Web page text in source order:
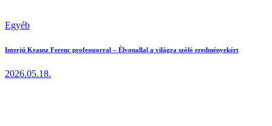
Egyéb
Interjú Krausz Ferenc professzorral – Élvonallal a világra szóló eredményekért
2026.05.18.